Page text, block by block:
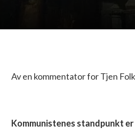
Av en kommentator for Tjen
Kommunistenes standpunkt